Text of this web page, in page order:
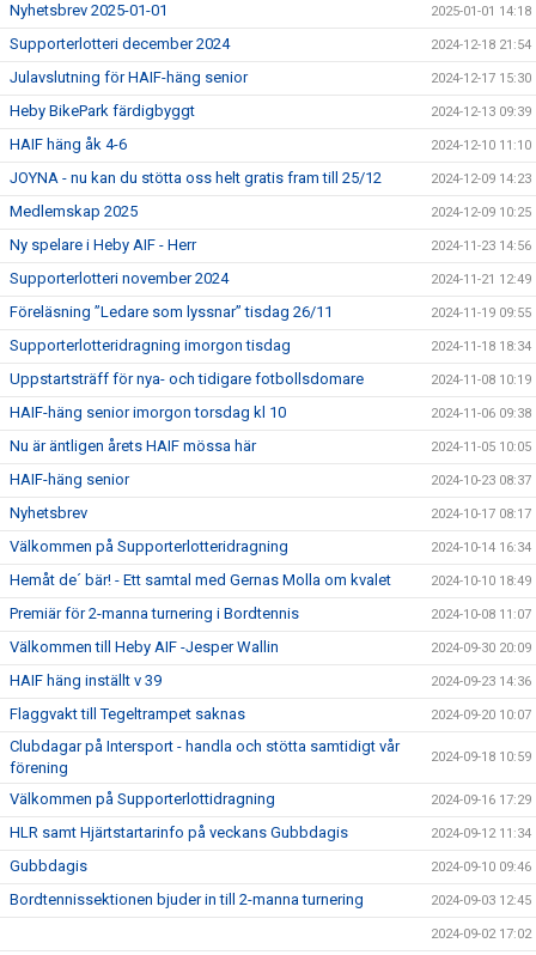
Nyhetsbrev 2025-01-01 2025-01-01 14:18
Supporterlotteri december 2024 2024-12-18 21:54
Julavslutning för HAIF-häng senior 2024-12-17 15:30
Heby BikePark färdigbyggt 2024-12-13 09:39
HAIF häng åk 4-6 2024-12-10 11:10
JOYNA - nu kan du stötta oss helt gratis fram till 25/12 2024-12-09 14:23
Medlemskap 2025 2024-12-09 10:25
Ny spelare i Heby AIF - Herr 2024-11-23 14:56
Supporterlotteri november 2024 2024-11-21 12:49
Föreläsning ”Ledare som lyssnar” tisdag 26/11 2024-11-19 09:55
Supporterlotteridragning imorgon tisdag 2024-11-18 18:34
Uppstartsträff för nya- och tidigare fotbollsdomare 2024-11-08 10:19
HAIF-häng senior imorgon torsdag kl 10 2024-11-06 09:38
Nu är äntligen årets HAIF mössa här 2024-11-05 10:05
HAIF-häng senior 2024-10-23 08:37
Nyhetsbrev 2024-10-17 08:17
Välkommen på Supporterlotteridragning 2024-10-14 16:34
Hemåt de´ bär! - Ett samtal med Gernas Molla om kvalet 2024-10-10 18:49
Premiär för 2-manna turnering i Bordtennis 2024-10-08 11:07
Välkommen till Heby AIF -Jesper Wallin 2024-09-30 20:09
HAIF häng inställt v 39 2024-09-23 14:36
Flaggvakt till Tegeltrampet saknas 2024-09-20 10:07
Clubdagar på Intersport - handla och stötta samtidigt vår
förening
2024-09-18 10:59
Välkommen på Supporterlottidragning 2024-09-16 17:29
HLR samt Hjärtstartarinfo på veckans Gubbdagis 2024-09-12 11:34
Gubbdagis 2024-09-10 09:46
Bordtennissektionen bjuder in till 2-manna turnering 2024-09-03 12:45
2024-09-02 17:02